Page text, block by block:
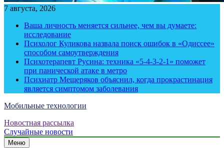
7 августа, 2026
Ваша личность меняется сильнее, чем вы думаете:
исследование
Психолог Куликова назвала поиск ошибок в «Одиссее»
способом самоутверждения
Психотерапевт Русина: техника «5-4-3-2-1» поможет
при панической атаке в метро
Психиатр Мещеряков объяснил, когда прокрастинация
является симптомом заболевания
Мобильные технологии
Новостная рассылка
Случайные новости
Меню